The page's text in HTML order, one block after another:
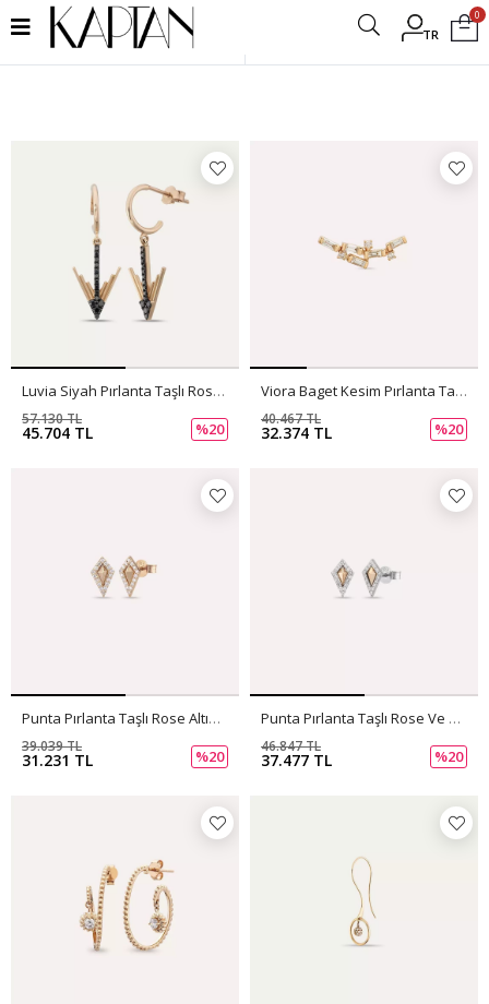
TR
0
Filtrele
Luvia Siyah Pırlanta Taşlı Rose Altın Küpe
45.704 TL
57.130 TL
%20
Viora Baget Kesim Pırlanta Taşlı Rose Altın Küpe
32.374 TL
40.467 TL
%20
Punta Pırlanta Taşlı Rose Altın Küpe
31.231 TL
39.039 TL
%20
Punta Pırlanta Taşlı Rose Ve Beyaz Altın Küpe
37.477 TL
46.847 TL
%20